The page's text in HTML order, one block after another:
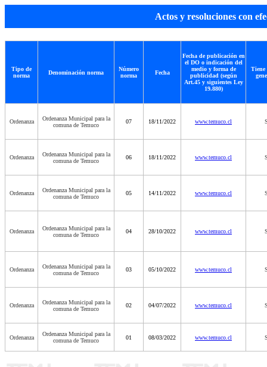
Actos y resoluciones con
Tipo de
norma
Denominación norma
Número
norma
Fecha
Fecha de publicación en
el DO o indicación del
medio y forma de
publicidad (según
Art.45 y siguientes Ley
19.880)
Tiene
Ordenanza
Ordenanza Municipal para la
comuna de Temuco
07 18/11/2022 www.temuco.cl
Ordenanza
Ordenanza Municipal para la
comuna de Temuco
06 18/11/2022 www.temuco.cl
Ordenanza
Ordenanza Municipal para la
comuna de Temuco
05 14/11/2022 www.temuco.cl
Ordenanza
Ordenanza Municipal para la
comuna de Temuco
04 28/10/2022 www.temuco.cl
Ordenanza
Ordenanza Municipal para la
comuna de Temuco
03 05/10/2022 www.temuco.cl
Ordenanza
Ordenanza Municipal para la
comuna de Temuco
02 04/07/2022 www.temuco.cl
Ordenanza
Ordenanza Municipal para la
comuna de Temuco
01 08/03/2022 www.temuco.cl